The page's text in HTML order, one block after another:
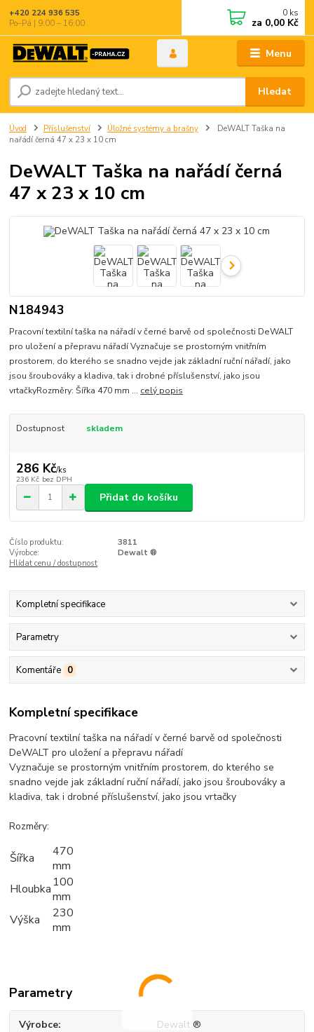
Menu
Hledat
+420 224 936 535
Po–Pá | 9:00 – 16:00
0 ks
za 0,00 Kč
Úvod Příslušenství Úložné systémy a brašny
DeWALT Taška na
nařádí černá 47 x 23 x 10 cm
DeWALT Taška na nařádí černá
47 x 23 x 10 cm
N184943
Pracovní textilní taška na nářadí v černé barvě od společnosti DeWALT
pro uložení a přepravu nářadí Vyznačuje se prostorným vnitřním
prostorem, do kterého se snadno vejde jak základní ruční nářadí, jako
jsou šroubováky a kladiva, tak i drobné příslušenství, jako jsou
vrtačkyRozměry: Šířka 470 mm ... celý popis
Dostupnost skladem
286 Kč/ks
236 Kč bez DPH
Přidat do košíku
Číslo produktu:
3811
Výrobce:
Dewalt ®
Hlídat cenu / dostupnost
Kompletní specifikace
Parametry
Komentáře 0
Kompletní specifikace
Pracovní textilní taška na nářadí v černé barvě od společnosti
DeWALT pro uložení a přepravu nářadí
Vyznačuje se prostorným vnitřním prostorem, do kterého se
snadno vejde jak základní ruční nářadí, jako jsou šroubováky a
kladiva, tak i drobné příslušenství, jako jsou vrtačky
Rozměry:
Šířka
470
mm
Hloubka 100
mm
Výška
230
mm
Parametry
Výrobce Dewalt ®